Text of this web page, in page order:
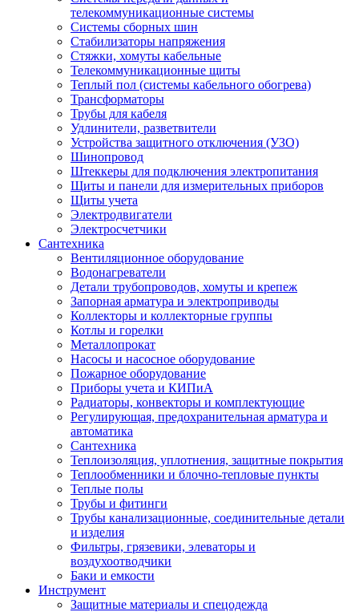
телекоммуникационные системы
Системы сборных шин
Стабилизаторы напряжения
Стяжки, хомуты кабельные
Телекоммуникационные щиты
Теплый пол (системы кабельного обогрева)
Трансформаторы
Трубы для кабеля
Удлинители, разветвители
Устройства защитного отключения (УЗО)
Шинопровод
Штеккеры для подключения электропитания
Щиты и панели для измерительных приборов
Щиты учета
Электродвигатели
Электросчетчики
Сантехника
Вентиляционное оборудование
Водонагреватели
Детали трубопроводов, хомуты и крепеж
Запорная арматура и электроприводы
Коллекторы и коллекторные группы
Котлы и горелки
Металлопрокат
Насосы и насосное оборудование
Пожарное оборудование
Приборы учета и КИПиА
Радиаторы, конвекторы и комплектующие
Регулирующая, предохранительная арматура и
автоматика
Сантехника
Теплоизоляция, уплотнения, защитные покрытия
Теплообменники и блочно-тепловые пункты
Теплые полы
Трубы и фитинги
Трубы канализационные, соединительные детали
и изделия
Фильтры, грязевики, элеваторы и
воздухоотводчики
Баки и емкости
Инструмент
Защитные материалы и спецодежда